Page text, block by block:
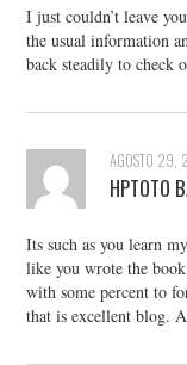
I just couldn’t leave
the usual information
back steadily to check
AGOSTO 29,
HPTOTO
Its such as you learn
like you wrote the
with some percent to
that is excellent blog.